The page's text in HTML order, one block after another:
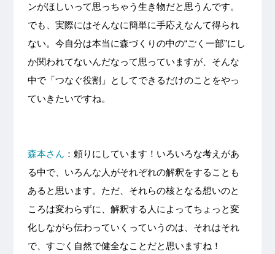
ンがほしいって思っちゃう生き物だと思うんです。
でも、実際にはそんなに簡単に手応えなんて得られ
ない。今自分は本当に森づくりの中の“ごく一部”にし
か関われてないんだなって思っていますが、そんな
中で「つなぐ役割」としてできるだけのことをやっ
ていきたいですね。
森本さん ：頼りにしています！いろいろな考えがあ
る中で、いろんな人がそれぞれの解釈をすることも
あると思います。ただ、それらの核となる想いのと
ころは変わらずに、解釈する人によってちょっと変
化しながら伝わっていくっていうのは、それはそれ
で、すごく自然で健全なことだと思いますね！